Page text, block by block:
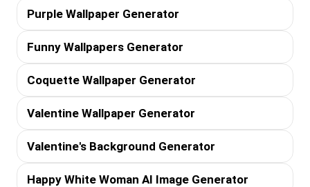
Purple Wallpaper Generator
Funny Wallpapers Generator
Coquette Wallpaper Generator
Valentine Wallpaper Generator
Valentine's Background Generator
Happy White Woman AI Image Generator